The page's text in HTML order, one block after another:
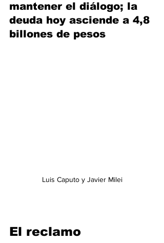
mantener el diálogo; la
deuda hoy asciende a 4,8
billones de pesos
Luis Caputo y Javier Milei
El reclamo